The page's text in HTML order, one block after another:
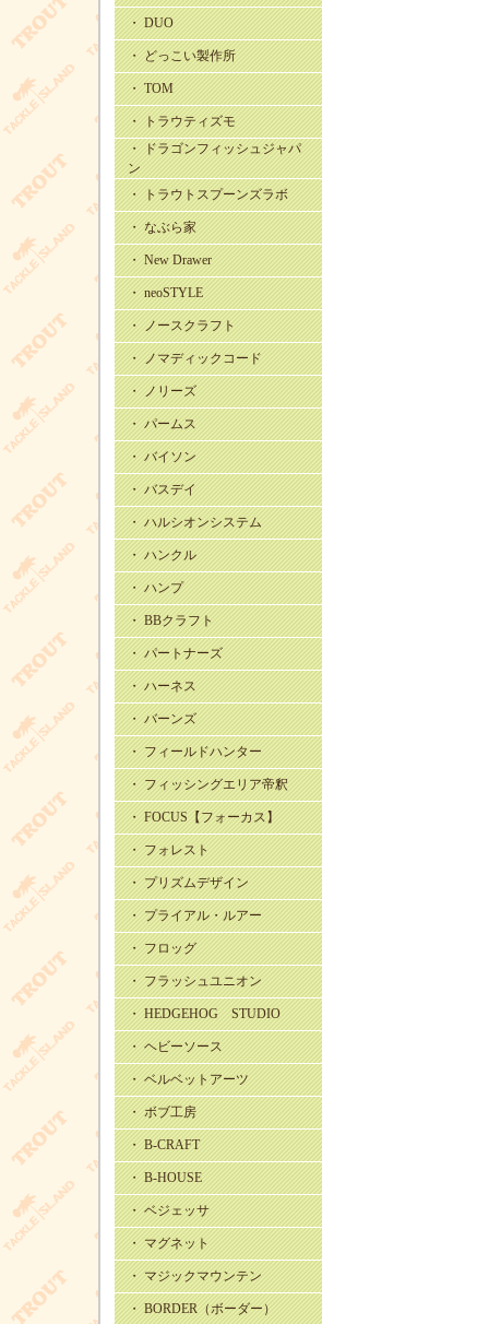
・ DUO
・ どっこい製作所
・ TOM
・ トラウティズモ
・ ドラゴンフィッシュジャパ
ン
・ トラウトスプーンズラボ
・ なぶら家
・ New Drawer
・ neoSTYLE
・ ノースクラフト
・ ノマディックコード
・ ノリーズ
・ パームス
・ バイソン
・ バスデイ
・ ハルシオンシステム
・ ハンクル
・ ハンプ
・ BBクラフト
・ パートナーズ
・ ハーネス
・ バーンズ
・ フィールドハンター
・ フィッシングエリア帝釈
・ FOCUS【フォーカス】
・ フォレスト
・ プリズムデザイン
・ プライアル・ルアー
・ フロッグ
・ フラッシュユニオン
・ HEDGEHOG STUDIO
・ ヘビーソース
・ ベルベットアーツ
・ ボブ工房
・ B-CRAFT
・ B-HOUSE
・ ベジェッサ
・ マグネット
・ マジックマウンテン
・ BORDER（ボーダー）